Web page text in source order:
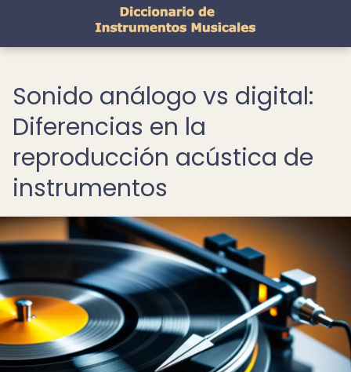
Sonido análogo vs digital:
Diferencias en la
reproducción acústica de
instrumentos